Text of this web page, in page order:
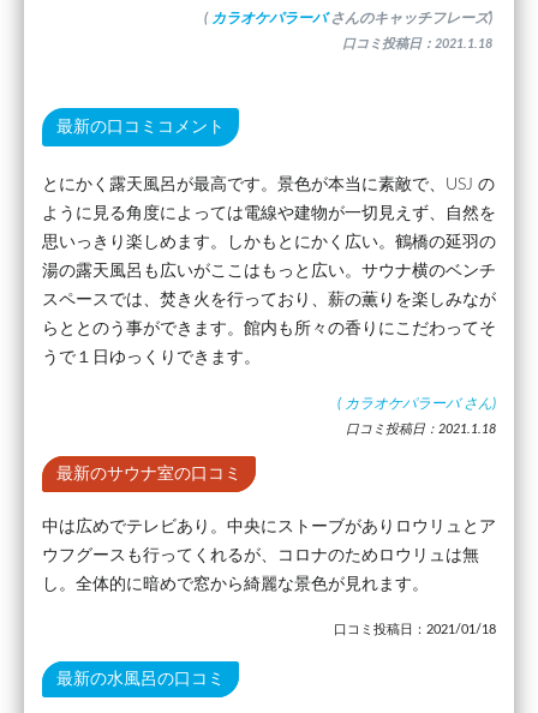
( カラオケパラーバ さんのキャッチフレーズ)
口コミ投稿日：2021.1.18
最新の口コミコメント
とにかく露天風呂が最高です。景色が本当に素敵で、USJ の
ように見る角度によっては電線や建物が一切見えず、自然を
思いっきり楽しめます。しかもとにかく広い。鶴橋の延羽の
湯の露天風呂も広いがここはもっと広い。サウナ横のベンチ
スペースでは、焚き火を行っており、薪の薫りを楽しみなが
らととのう事ができます。館内も所々の香りにこだわってそ
うで１日ゆっくりできます。
( カラオケパラーバ さん)
口コミ投稿日：2021.1.18
最新のサウナ室の口コミ
中は広めでテレビあり。中央にストーブがありロウリュとア
ウフグースも行ってくれるが、コロナのためロウリュは無
し。全体的に暗めで窓から綺麗な景色が見れます。
口コミ投稿日：2021/01/18
最新の水風呂の口コミ